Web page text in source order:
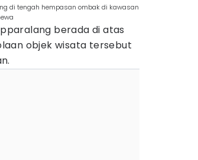
di tengah hempasan ombak di kawasan
berada di atas
objek wisata tersebut